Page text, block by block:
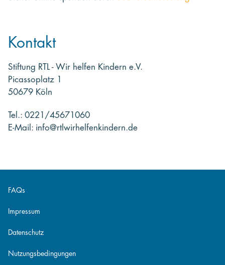
Kontakt
Stiftung RTL - Wir helfen Kindern e.V.
Picassoplatz 1
50679 Köln
Tel.: 0221/45671060
E-Mail: info@rtlwirhelfenkindern.de
FAQs
Impressum
Datenschutz
Nutzungsbedingungen